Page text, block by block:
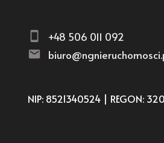
+48 506 011 092
NIP: 8521340524 | REGON: